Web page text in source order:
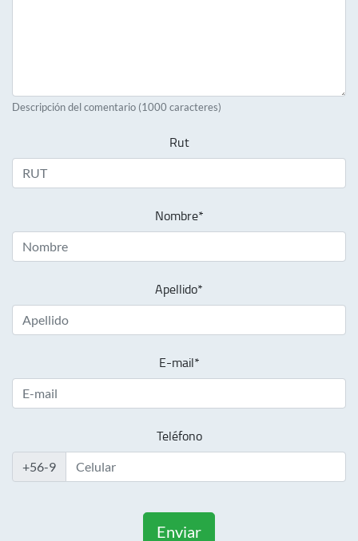
Descripción del comentario (1000 caracteres)
Rut
Nombre*
Apellido*
E-mail*
Teléfono
+56-9